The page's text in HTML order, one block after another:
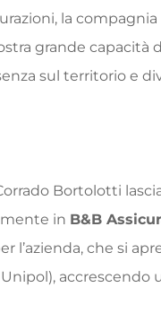
la
grande capacità
sul territorio e
Bortolotti
in B&B
l’azienda, che si